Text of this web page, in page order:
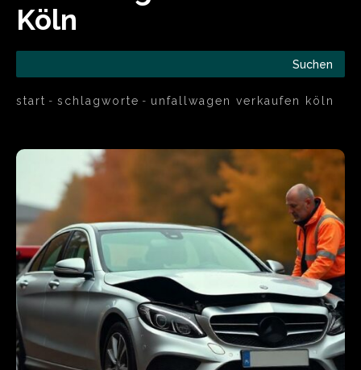
Köln
Suchen
start schlagworte unfallwagen verkaufen köln